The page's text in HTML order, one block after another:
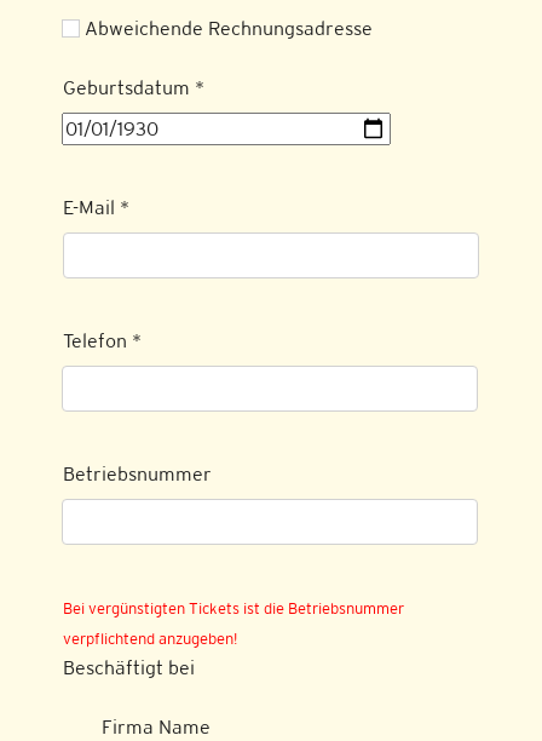
Abweichende Rechnungsadresse
Geburtsdatum *
E-Mail *
Telefon *
Betriebsnummer
Bei vergünstigten Tickets ist die Betriebsnummer
verpflichtend anzugeben!
Beschäftigt bei
Firma Name